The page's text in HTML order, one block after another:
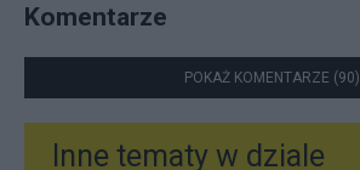
Komentarze
POKAŻ KOMENTARZE (90)
Inne tematy w dziale